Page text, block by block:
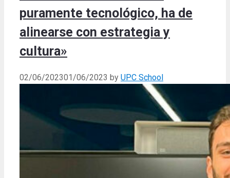
puramente tecnológico, ha de
alinearse con estrategia y
cultura»
02/06/202301/06/2023 by UPC School